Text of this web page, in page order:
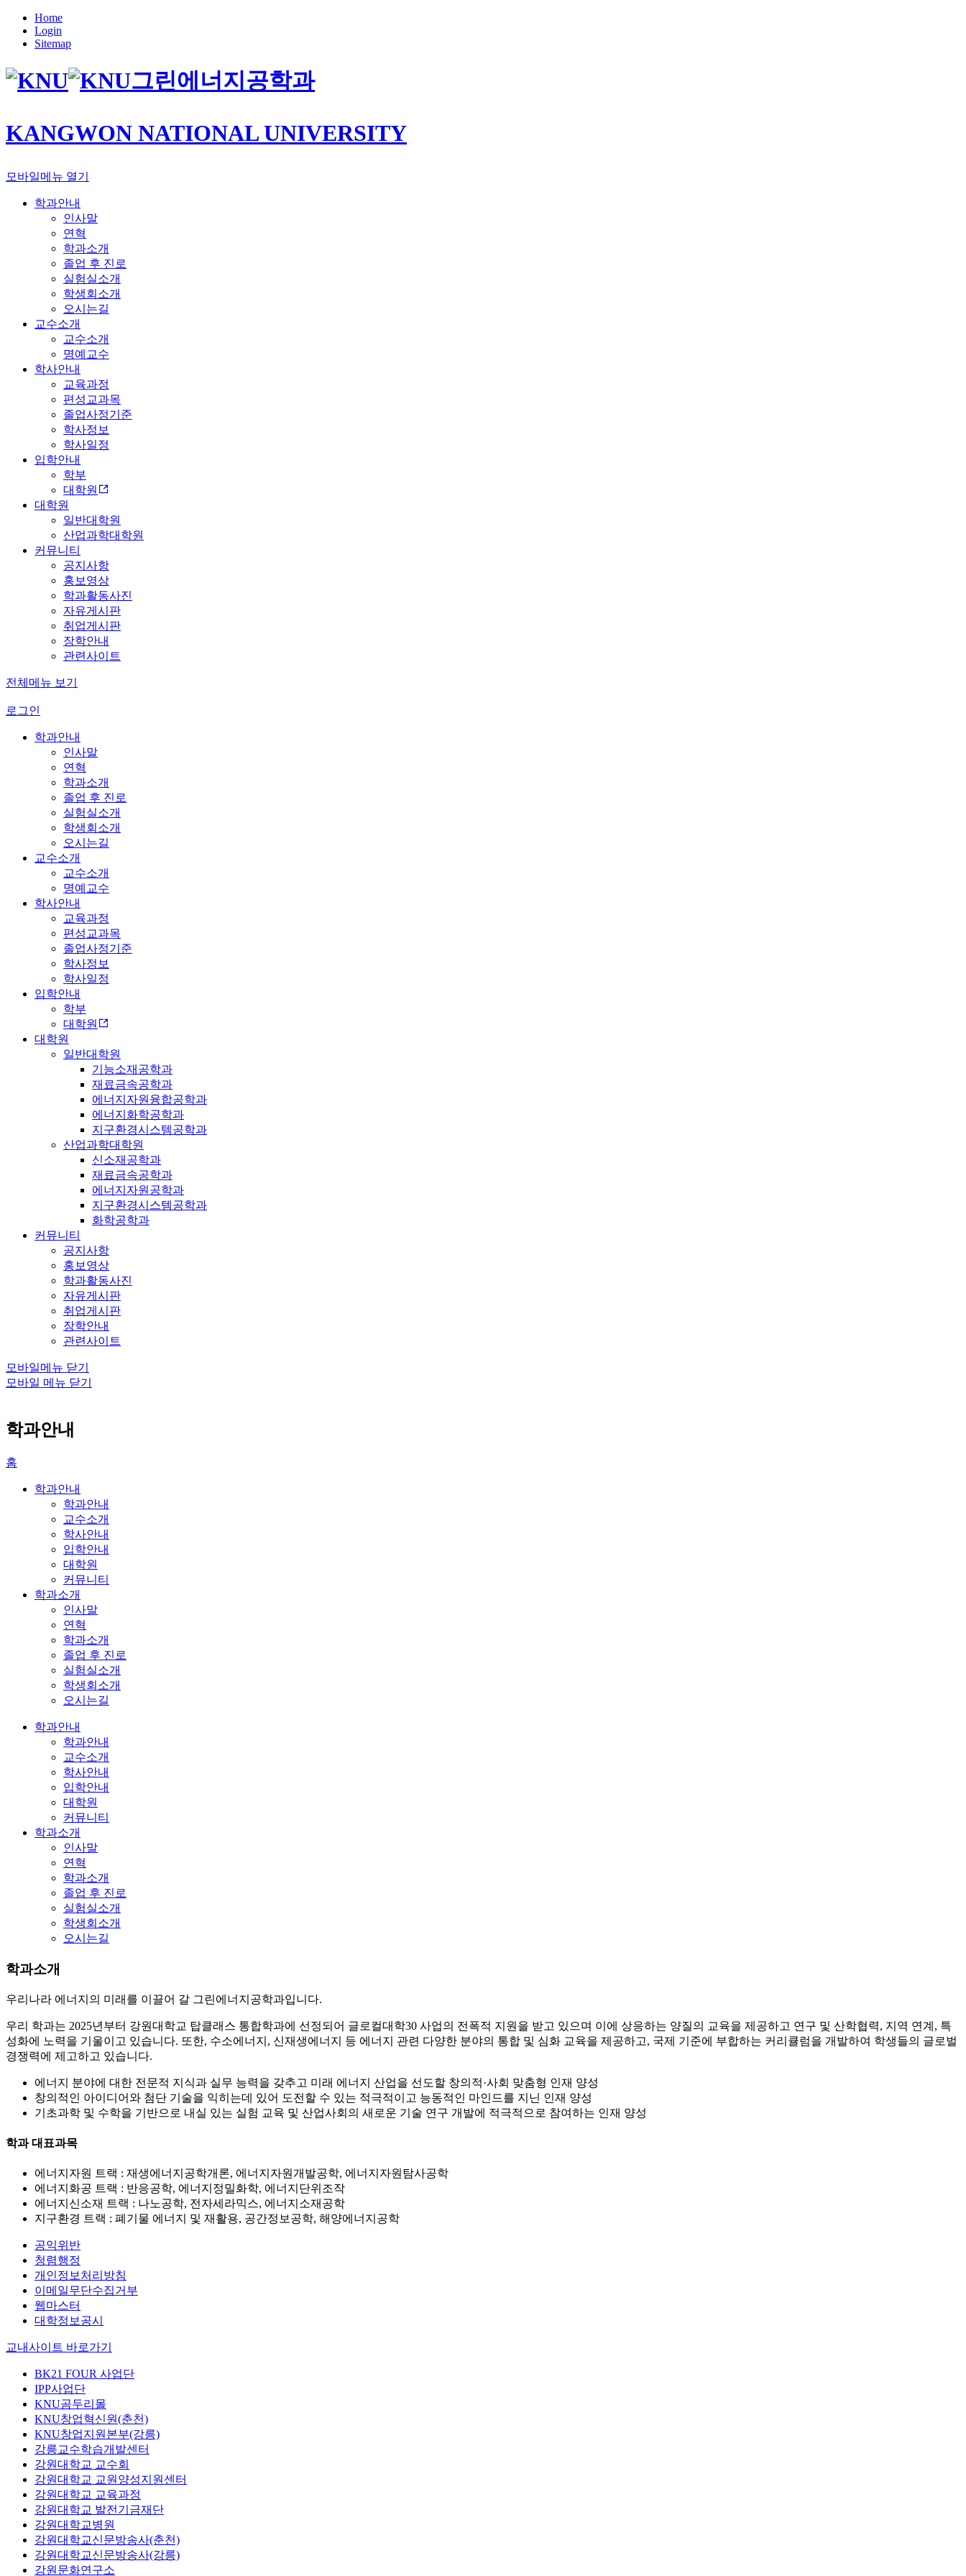
Home
Login
Sitemap
그린에너지공학과
KANGWON NATIONAL UNIVERSITY
모바일메뉴 열기
학과안내
인사말
연혁
학과소개
졸업 후 진로
실험실소개
학생회소개
오시는길
교수소개
교수소개
명예교수
학사안내
교육과정
편성교과목
졸업사정기준
학사정보
학사일정
입학안내
학부
대학원
대학원
일반대학원
산업과학대학원
커뮤니티
공지사항
홍보영상
학과활동사진
자유게시판
취업게시판
장학안내
관련사이트
전체메뉴 보기
로그인
학과안내
인사말
연혁
학과소개
졸업 후 진로
실험실소개
학생회소개
오시는길
교수소개
교수소개
명예교수
학사안내
교육과정
편성교과목
졸업사정기준
학사정보
학사일정
입학안내
학부
대학원
대학원
일반대학원
기능소재공학과
재료금속공학과
에너지자원융합공학과
에너지화학공학과
지구환경시스템공학과
산업과학대학원
신소재공학과
재료금속공학과
에너지자원공학과
지구환경시스템공학과
화학공학과
커뮤니티
공지사항
홍보영상
학과활동사진
자유게시판
취업게시판
장학안내
관련사이트
모바일메뉴 닫기
모바일 메뉴 닫기
학과안내
홈
학과안내
학과안내
교수소개
학사안내
입학안내
대학원
커뮤니티
학과소개
인사말
연혁
학과소개
졸업 후 진로
실험실소개
학생회소개
오시는길
학과안내
학과안내
교수소개
학사안내
입학안내
대학원
커뮤니티
학과소개
인사말
연혁
학과소개
졸업 후 진로
실험실소개
학생회소개
오시는길
학과소개
우리나라 에너지의 미래를 이끌어 갈 그린에너지공학과입니다.
우리 학과는 2025년부터 강원대학교 탑클래스 통합학과에 선정되어 글로컬대학30 사업의 전폭적 지원을 받고 있으며 이에 상응하는 양질의 교육을 제공하고 연구 및 산학협력, 지역 연계, 특
성화에 노력을 기울이고 있습니다. 또한, 수소에너지, 신재생에너지 등 에너지 관련 다양한 분야의 통합 및 심화 교육을 제공하고, 국제 기준에 부합하는 커리큘럼을 개발하여 학생들의 글로벌
경쟁력에 제고하고 있습니다.
에너지 분야에 대한 전문적 지식과 실무 능력을 갖추고 미래 에너지 산업을 선도할 창의적·사회 맞춤형 인재 양성
창의적인 아이디어와 첨단 기술을 익히는데 있어 도전할 수 있는 적극적이고 능동적인 마인드를 지닌 인재 양성
기초과학 및 수학을 기반으로 내실 있는 실험 교육 및 산업사회의 새로운 기술 연구 개발에 적극적으로 참여하는 인재 양성
학과 대표과목
에너지자원 트랙 : 재생에너지공학개론, 에너지자원개발공학, 에너지자원탐사공학
에너지화공 트랙 : 반응공학, 에너지정밀화학, 에너지단위조작
에너지신소재 트랙 : 나노공학, 전자세라믹스, 에너지소재공학
지구환경 트랙 : 폐기물 에너지 및 재활용, 공간정보공학, 해양에너지공학
공익위반
청렴행정
개인정보처리방침
이메일무단수집거부
웹마스터
대학정보공시
교내사이트 바로가기
BK21 FOUR 사업단
IPP사업단
KNU곰두리몰
KNU창업혁신원(춘천)
KNU창업지원본부(강릉)
강릉교수학습개발센터
강원대학교 교수회
강원대학교 교원양성지원센터
강원대학교 교육과정
강원대학교 발전기금재단
강원대학교병원
강원대학교신문방송사(춘천)
강원대학교신문방송사(강릉)
강원문화연구소